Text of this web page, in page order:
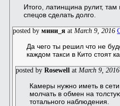
Итого, латинщина рулит,
спецов сделать долго.
posted by мини_я at March 9, 2016
Да чего ты решил что не
каждом такси в Кито стоят
posted by Rosewell at March 9, 2016
Камеры нужно иметь в
молчать в обмен на
тотального наблюдения.